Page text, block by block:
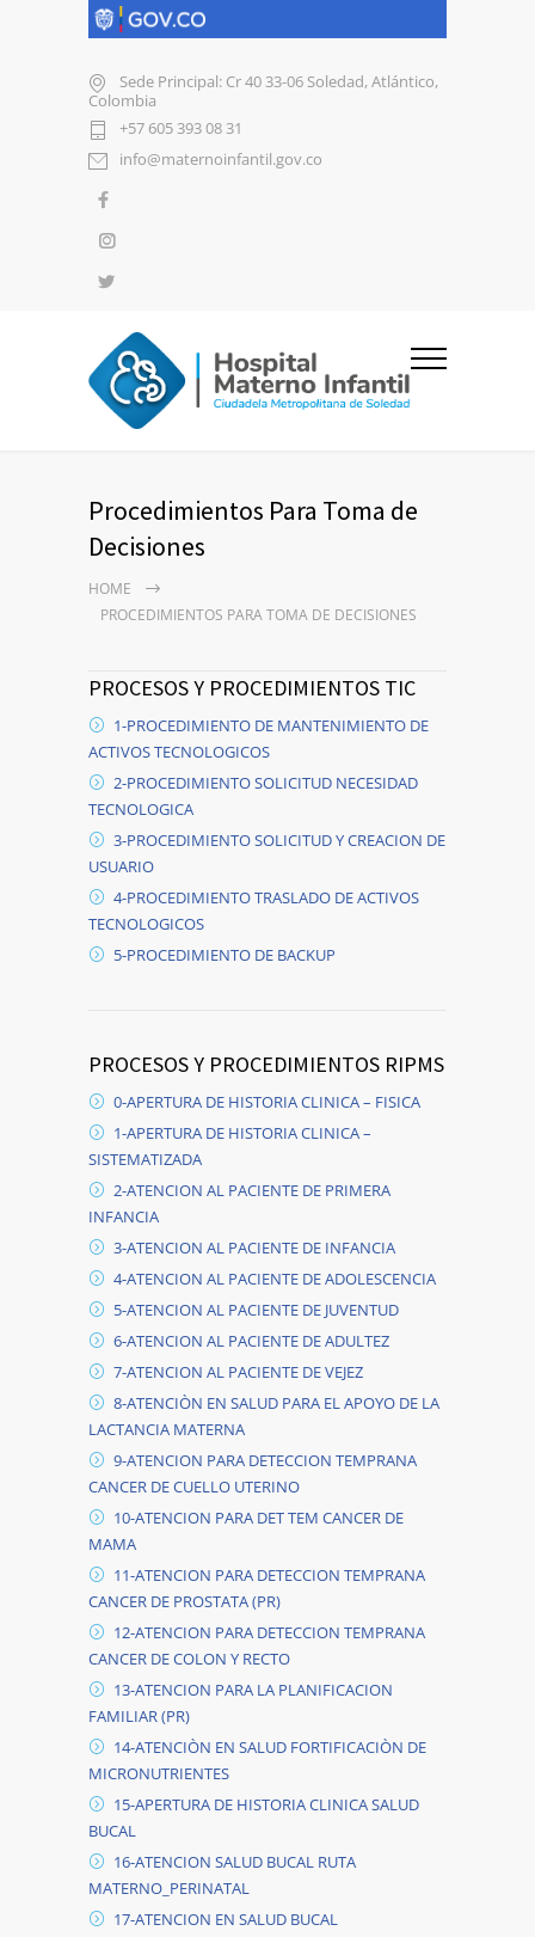
Sede Principal: Cr 40 33-06 Soledad, Atlántico,
Colombia
+57 605 393 08 31
info@maternoinfantil.gov.co
Procedimientos Para Toma de
Decisiones
HOME
PROCEDIMIENTOS PARA TOMA DE DECISIONES
PROCESOS Y PROCEDIMIENTOS TIC
1-PROCEDIMIENTO DE MANTENIMIENTO DE
ACTIVOS TECNOLOGICOS
2-PROCEDIMIENTO SOLICITUD NECESIDAD
TECNOLOGICA
3-PROCEDIMIENTO SOLICITUD Y CREACION DE
USUARIO
4-PROCEDIMIENTO TRASLADO DE ACTIVOS
TECNOLOGICOS
5-PROCEDIMIENTO DE BACKUP
PROCESOS Y PROCEDIMIENTOS RIPMS
0-APERTURA DE HISTORIA CLINICA – FISICA
1-APERTURA DE HISTORIA CLINICA –
SISTEMATIZADA
2-ATENCION AL PACIENTE DE PRIMERA
INFANCIA
3-ATENCION AL PACIENTE DE INFANCIA
4-ATENCION AL PACIENTE DE ADOLESCENCIA
5-ATENCION AL PACIENTE DE JUVENTUD
6-ATENCION AL PACIENTE DE ADULTEZ
7-ATENCION AL PACIENTE DE VEJEZ
8-ATENCIÒN EN SALUD PARA EL APOYO DE LA
LACTANCIA MATERNA
9-ATENCION PARA DETECCION TEMPRANA
CANCER DE CUELLO UTERINO
10-ATENCION PARA DET TEM CANCER DE
MAMA
11-ATENCION PARA DETECCION TEMPRANA
CANCER DE PROSTATA (PR)
12-ATENCION PARA DETECCION TEMPRANA
CANCER DE COLON Y RECTO
13-ATENCION PARA LA PLANIFICACION
FAMILIAR (PR)
14-ATENCIÒN EN SALUD FORTIFICACIÒN DE
MICRONUTRIENTES
15-APERTURA DE HISTORIA CLINICA SALUD
BUCAL
16-ATENCION SALUD BUCAL RUTA
MATERNO_PERINATAL
17-ATENCION EN SALUD BUCAL